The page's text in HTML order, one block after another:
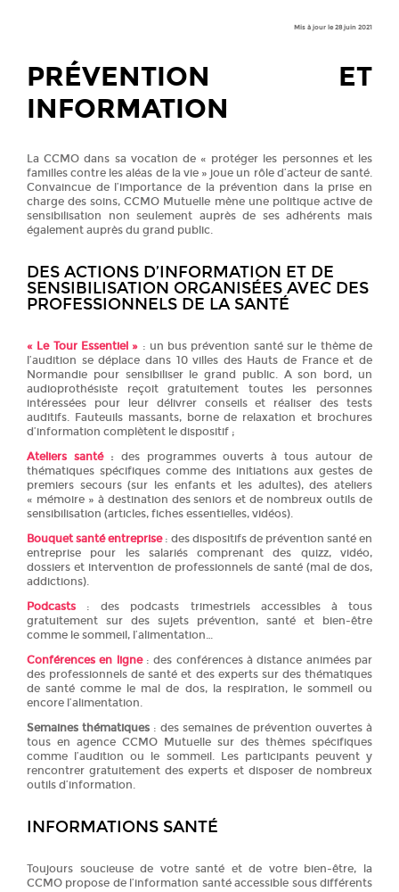
Mis à jour le 28 juin 2021
PRÉVENTION ET
INFORMATION
La CCMO dans sa vocation de « protéger les personnes et les
familles contre les aléas de la vie » joue un rôle d’acteur de santé.
Convaincue de l’importance de la prévention dans la prise en
charge des soins, CCMO Mutuelle mène une politique active de
sensibilisation non seulement auprès de ses adhérents mais
également auprès du grand public.
DES ACTIONS D’INFORMATION ET DE
SENSIBILISATION ORGANISÉES AVEC DES
PROFESSIONNELS DE LA SANTÉ
« Le Tour Essentiel » : un bus prévention santé sur le thème de
l’audition se déplace dans 10 villes des Hauts de France et de
Normandie pour sensibiliser le grand public. A son bord, un
audioprothésiste reçoit gratuitement toutes les personnes
intéressées pour leur délivrer conseils et réaliser des tests
auditifs. Fauteuils massants, borne de relaxation et brochures
d’information complètent le dispositif ;
Ateliers santé: des programmes ouverts à tous autour de
thématiques spécifiques comme des initiations aux gestes de
premiers secours (sur les enfants et les adultes), des ateliers
« mémoire » à destination des seniors et de nombreux outils de
sensibilisation (articles, fiches essentielles, vidéos).
Bouquet santé entreprise : des dispositifs de prévention santé en
entreprise pour les salariés comprenant des quizz, vidéo,
dossiers et intervention de professionnels de santé (mal de dos,
addictions).
Podcasts : des podcasts trimestriels accessibles à tous
gratuitement sur des sujets prévention, santé et bien-être
comme le sommeil, l’alimentation…
Conférences en ligne : des conférences à distance animées par
des professionnels de santé et des experts sur des thématiques
de santé comme le mal de dos, la respiration, le sommeil ou
encore l’alimentation.
Semaines thématiques : des semaines de prévention ouvertes à
tous en agence CCMO Mutuelle sur des thèmes spécifiques
comme l’audition ou le sommeil. Les participants peuvent y
rencontrer gratuitement des experts et disposer de nombreux
outils d’information.
INFORMATIONS SANTÉ
Toujours soucieuse de votre santé et de votre bien-être, la
CCMO propose de l’information santé accessible sous différents